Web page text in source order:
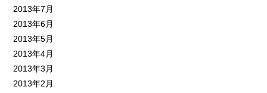
2013年7月
2013年6月
2013年5月
2013年4月
2013年3月
2013年2月